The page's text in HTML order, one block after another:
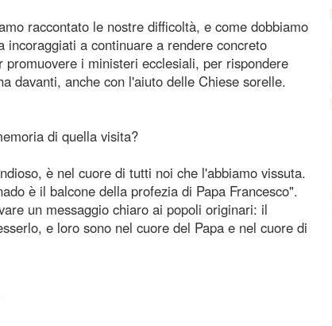
raccontato le nostre difficoltà, e come dobbiamo
a continuare a rendere concreto
i ministeri ecclesiali, per rispondere
davanti, anche con l'aiuto delle Chiese sorelle.
di quella visita?
è nel cuore di tutti noi che l'abbiamo vissuta.
è il balcone della profezia di Papa Francesco".
un messaggio chiaro ai popoli originari: il
e loro sono nel cuore del Papa e nel cuore di